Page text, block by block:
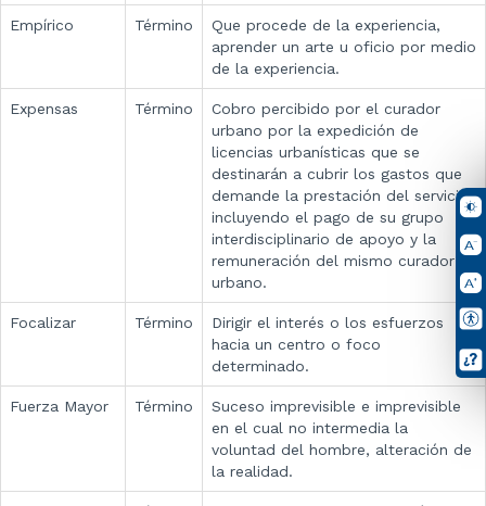
Empírico Término
Que procede de la experiencia,
aprender un arte u oficio por medio
de la experiencia.
Expensas Término
Cobro percibido por el curador
urbano por la expedición de
licencias urbanísticas que se
destinarán a cubrir los gastos que
demande la prestación del servicio,
incluyendo el pago de su grupo
interdisciplinario de apoyo y la
remuneración del mismo curador
urbano.
Focalizar Término
Dirigir el interés o los esfuerzos
hacia un centro o foco
determinado.
Fuerza Mayor Término
Suceso imprevisible e imprevisible
en el cual no intermedia la
voluntad del hombre, alteración de
la realidad.